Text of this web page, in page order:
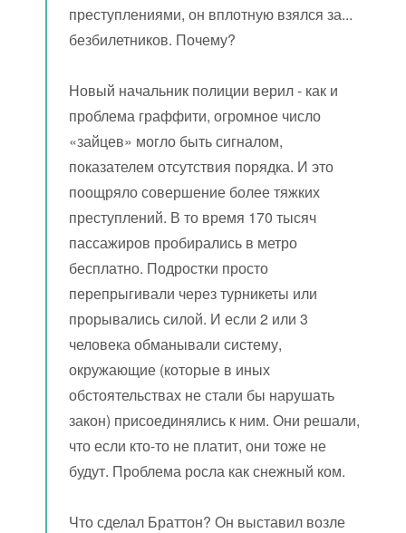
преступлениями, он вплотную взялся за...
безбилетников. Почему?
Новый начальник полиции верил - как и
проблема граффити, огромное число
«зайцев» могло быть сигналом,
показателем отсутствия порядка. И это
поощряло совершение более тяжких
преступлений. В то время 170 тысяч
пассажиров пробирались в метро
бесплатно. Подростки просто
перепрыгивали через турникеты или
прорывались силой. И если 2 или 3
человека обманывали систему,
окружающие (которые в иных
обстоятельствах не стали бы нарушать
закон) присоединялись к ним. Они решали,
что если кто-то не платит, они тоже не
будут. Проблема росла как снежный ком.
Что сделал Браттон? Он выставил возле